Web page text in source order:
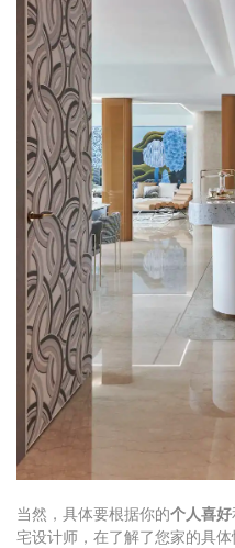
当然，具体要根据你的个人喜好
宅设计师，在了解了您家的具